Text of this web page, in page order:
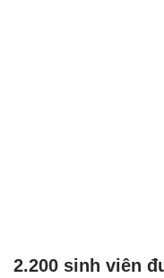
2.200 sinh viên